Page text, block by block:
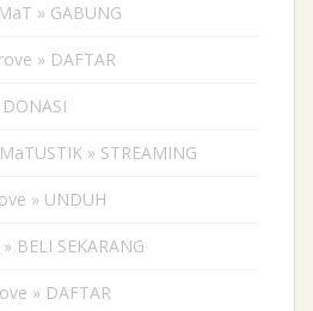
» GABUNG
» DAFTAR
» STREAMING
» UNDUH
BELI SEKARANG
» DAFTAR